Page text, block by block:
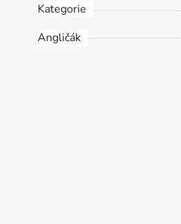
Kategorie
Angličák